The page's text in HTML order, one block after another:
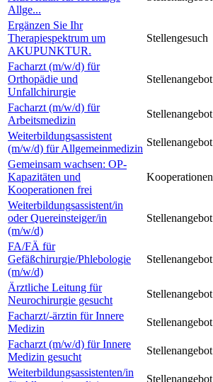
Allge...
Ergänzen Sie Ihr
Therapiespektrum um
AKUPUNKTUR.
Stellengesuch
Facharzt (m/w/d) für
Orthopädie und
Unfallchirurgie
Stellenangebot
Facharzt (m/w/d) für
Arbeitsmedizin
Stellenangebot
Weiterbildungsassistent
(m/w/d) für Allgemeinmedizin
Stellenangebot
Gemeinsam wachsen: OP-
Kapazitäten und
Kooperationen frei
Kooperationen
Weiterbildungsassistent/in
oder Quereinsteiger/in
(m/w/d)
Stellenangebot
FA/FÄ für
Gefäßchirurgie/Phlebologie
(m/w/d)
Stellenangebot
Ärztliche Leitung für
Neurochirurgie gesucht
Stellenangebot
Facharzt/-ärztin für Innere
Medizin
Stellenangebot
Facharzt (m/w/d) für Innere
Medizin gesucht
Stellenangebot
Weiterbildungsassistenten/in
Stellenangebot